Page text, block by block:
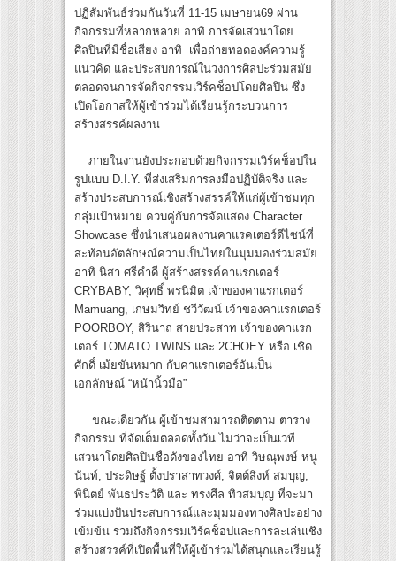
ปฏิสัมพันธ์ร่วมกันวันที่ 11-15 เมษายน69 ผ่าน
กิจกรรมที่หลากหลาย อาทิ การจัดเสวนาโดย
ศิลปินที่มีชื่อเสียง อาทิ เพื่อถ่ายทอดองค์ความรู้
แนวคิด และประสบการณ์ในวงการศิลปะร่วมสมัย
ตลอดจนการจัดกิจกรรมเวิร์คช็อปโดยศิลปิน ซึ่ง
เปิดโอกาสให้ผู้เข้าร่วมได้เรียนรู้กระบวนการ
สร้างสรรค์ผลงาน
ภายในงานยังประกอบด้วยกิจกรรมเวิร์คช็อปใน
รูปแบบ D.I.Y. ที่ส่งเสริมการลงมือปฏิบัติจริง และ
สร้างประสบการณ์เชิงสร้างสรรค์ให้แก่ผู้เข้าชมทุก
กลุ่มเป้าหมาย ควบคู่กับการจัดแสดง Character
Showcase ซึ่งนำเสนอผลงานคาแรคเตอร์ดีไซน์ที่
สะท้อนอัตลักษณ์ความเป็นไทยในมุมมองร่วมสมัย
อาทิ นิสา ศรีคำดี ผู้สร้างสรรค์คาแรกเตอร์
CRYBABY, วิศุทธิ์ พรนิมิต เจ้าของคาแรกเตอร์
Mamuang, เกษมวิทย์ ชวีวัฒน์ เจ้าของคาแรกเตอร์
POORBOY, สิรินาถ สายประสาท เจ้าของคาแรก
เตอร์ TOMATO TWINS และ 2CHOEY หรือ เชิด
ศักดิ์ เม้ยขันหมาก กับคาแรกเตอร์อันเป็น
เอกลักษณ์ “หน้านิ้วมือ”
ขณะเดียวกัน ผู้เข้าชมสามารถติดตาม ตาราง
กิจกรรม ที่จัดเต็มตลอดทั้งวัน ไม่ว่าจะเป็นเวที
เสวนาโดยศิลปินชื่อดังของไทย อาทิ วิษณุพงษ์ หนู
นันท์, ประดิษฐ์ ตั้งปราสาทวงศ์, จิตต์สิงห์ สมบุญ,
พินิตย์ พันธประวัติ และ ทรงศีล ทิวสมบุญ ที่จะมา
ร่วมแบ่งปันประสบการณ์และมุมมองทางศิลปะอย่าง
เข้มข้น รวมถึงกิจกรรมเวิร์คช็อปและการละเล่นเชิง
สร้างสรรค์ที่เปิดพื้นที่ให้ผู้เข้าร่วมได้สนุกและเรียนรู้